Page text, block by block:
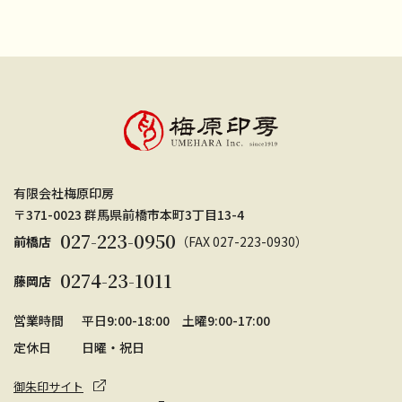
有限会社梅原印房
〒371-0023 群馬県前橋市本町3丁目13-4
前橋店 027-223-0950 （FAX027-223-0930）
藤岡店 0274-23-1011
営業時間
平日9:00-18:00 土曜9:00-17:00
定休日
日曜・祝日
御朱印サイト